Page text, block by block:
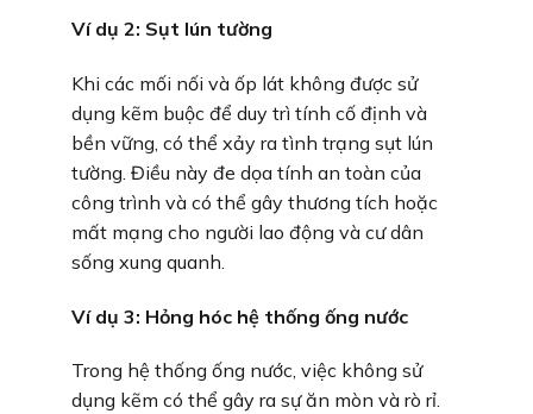
Ví dụ 2: Sụt lún tường
Khi các mối nối và ốp lát không được sử
dụng kẽm buộc để duy trì tính cố định và
bền vững, có thể xảy ra tình trạng sụt lún
tường. Điều này đe dọa tính an toàn của
công trình và có thể gây thương tích hoặc
mất mạng cho người lao động và cư dân
sống xung quanh.
Ví dụ 3: Hỏng hóc hệ thống ống nước
Trong hệ thống ống nước, việc không sử
dụng kẽm có thể gây ra sự ăn mòn và rò rỉ.